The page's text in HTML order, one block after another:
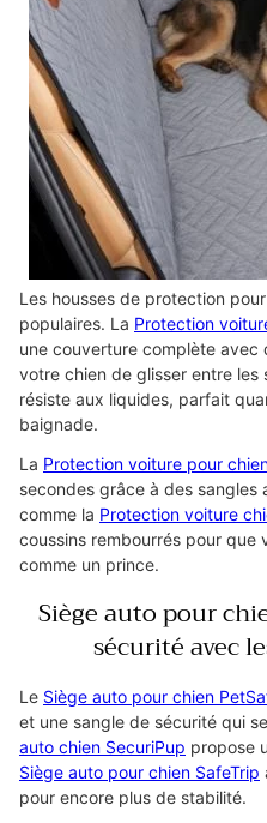
Les housses de protection
populaires. La Protection
une couverture complète
votre chien de glisser entre les
résiste aux liquides, parfait
baignade.
La Protection voiture pour
secondes grâce à des sangles
comme la Protection voiture
coussins rembourrés pour que
comme un prince.
Siège auto pour
sécurité avec
Le Siège auto pour chien
et une sangle de sécurité qui
auto chien SecuriPup propose
Siège auto pour chien SafeTrip
pour encore plus de stabilité.